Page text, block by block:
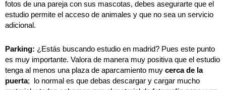
fotos de una pareja con sus mascotas, debes asegurarte que el
estudio permite el acceso de animales y que no sea un servicio
adicional.
Parking: ¿Estás buscando estudio en madrid? Pues este punto
es muy importante. Valora de manera muy positiva que el estudio
tenga al menos una plaza de aparcamiento muy cerca de la
puerta; lo normal es que debas descargar y cargar mucho